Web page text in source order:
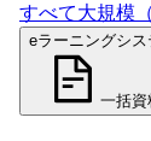
すべて大規模
eラーニングシ
一括資